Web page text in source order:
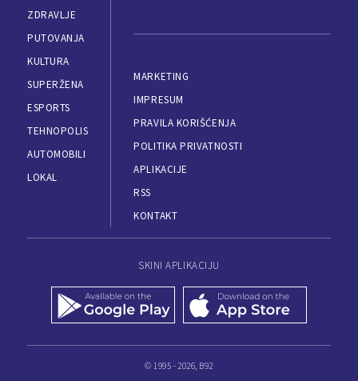
ZDRAVLJE
PUTOVANJA
KULTURA
SUPERŽENA
ESPORTS
TEHNOPOLIS
AUTOMOBILI
LOKAL
MARKETING
IMPRESUM
PRAVILA KORIŠĆENJA
POLITIKA PRIVATNOSTI
APLIKACIJE
RSS
KONTAKT
SKINI APLIKACIJU
© 1995 - 2026, B92